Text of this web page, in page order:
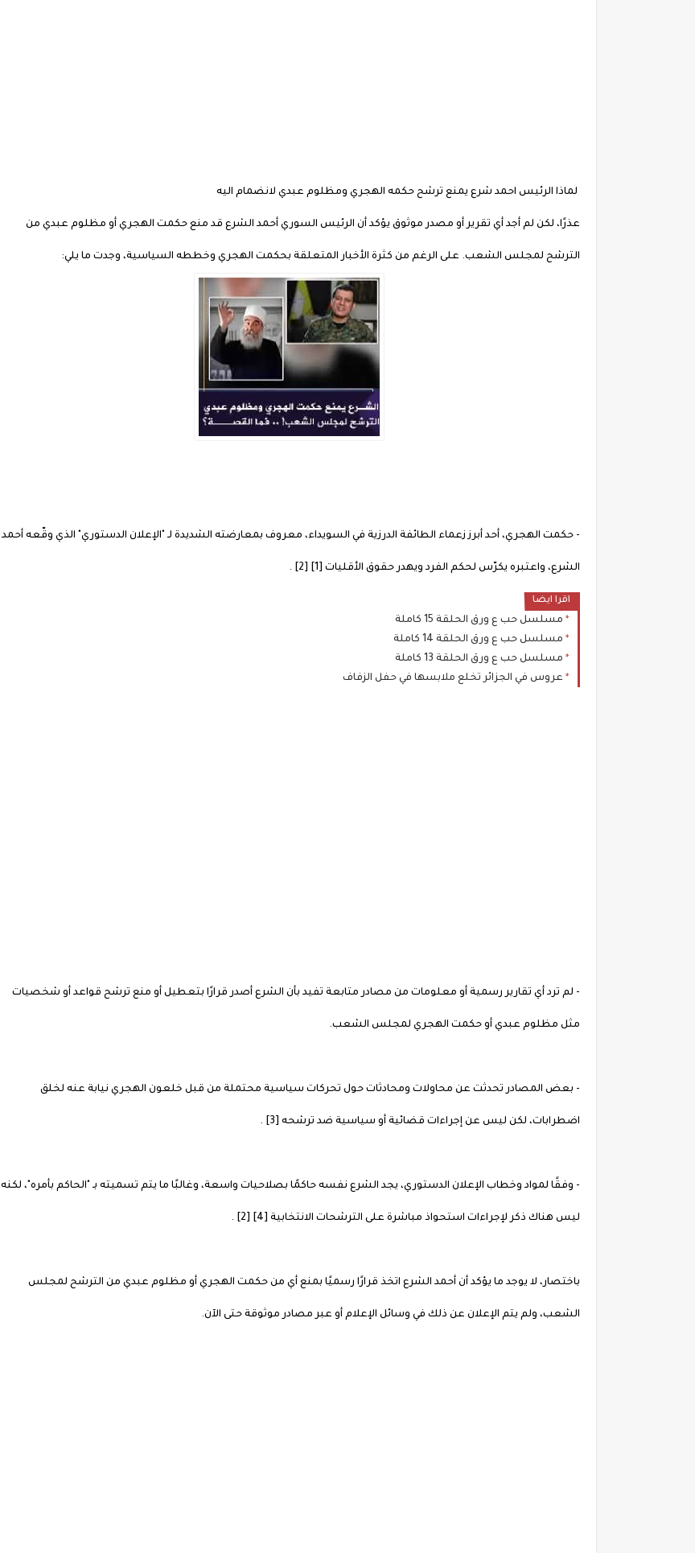
لماذا الرئيس احمد شرع يمنع ترشح حكمه الهجري ومظلوم عبدي لانضمام اليه
عذرًا، لكن لم أجد أي تقرير أو مصدر موثوق يؤكد أن الرئيس السوري أحمد الشرع قد منع حكمت الهجري أو مظلوم عبدي من
الترشح لمجلس الشعب. على الرغم من كثرة الأخبار المتعلقة بحكمت الهجري وخططه السياسية، وجدت ما يلي:
- حكمت الهجري، أحد أبرز زعماء الطائفة الدرزية في السويداء، معروف بمعارضته الشديدة لـ "الإعلان الدستوري" الذي وقّعه أحمد
الشرع، واعتبره يكرّس لحكم الفرد ويهدر حقوق الأقليات [1] [2] .
اقرا ايضا
مسلسل حب ع ورق الحلقة 15 كاملة
مسلسل حب ع ورق الحلقة 14 كاملة
مسلسل حب ع ورق الحلقة 13 كاملة
عروس في الجزائر تخلع ملابسها في حفل الزفاف
- لم ترد أي تقارير رسمية أو معلومات من مصادر متابعة تفيد بأن الشرع أصدر قرارًا بتعطيل أو منع ترشح قواعد أو شخصيات
مثل مظلوم عبدي أو حكمت الهجري لمجلس الشعب.
- بعض المصادر تحدثت عن محاولات ومحادثات حول تحركات سياسية محتملة من قبل خلعون الهجري نيابة عنه لخلق
اضطرابات، لكن ليس عن إجراءات قضائية أو سياسية ضد ترشحه [3] .
- وفقًا لمواد وخطاب الإعلان الدستوري، يجد الشرع نفسه حاكمًا بصلاحيات واسعة، وغالبًا ما يتم تسميته بـ "الحاكم بأمره"، لكنه
ليس هناك ذكر لإجراءات استحواذ مباشرة على الترشحات الانتخابية [4] [2] .
باختصار، لا يوجد ما يؤكد أن أحمد الشرع اتخذ قرارًا رسميًا بمنع أي من حكمت الهجري أو مظلوم عبدي من الترشح لمجلس
الشعب، ولم يتم الإعلان عن ذلك في وسائل الإعلام أو عبر مصادر موثوقة حتى الآن.